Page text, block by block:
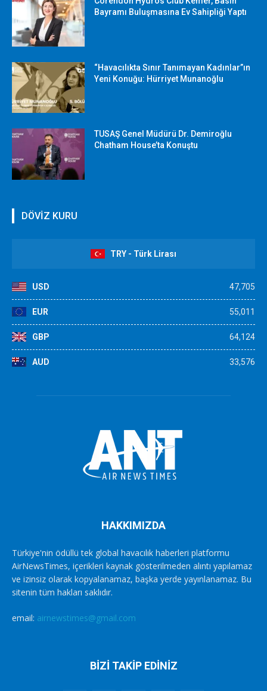
Bayramı Buluşmasına Ev Sahipliği Yaptı
“Havacılıkta Sınır Tanımayan Kadınlar”ın
Yeni Konuğu: Hürriyet Munanoğlu
TUSAŞ Genel Müdürü Dr. Demiroğlu
Chatham House’ta Konuştu
DÖVİZ KURU
TRY - Türk Lirası
USD 47,705
EUR 55,011
GBP 64,124
AUD 33,576
HAKKIMIZDA
Türkiye'nin ödüllü tek global havacılık haberleri platformu
AirNewsTimes, içerikleri kaynak gösterilmeden alıntı yapılamaz
ve izinsiz olarak kopyalanamaz, başka yerde yayınlanamaz. Bu
sitenin tüm hakları saklıdır.
email: airnewstimes@gmail.com
BİZİ TAKİP EDİNİZ